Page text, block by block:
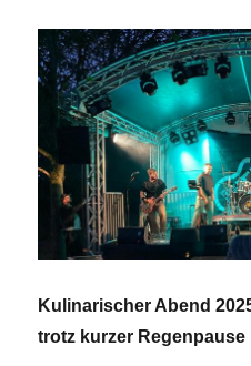
Kulinarischer Abend
trotz kurzer Regenpause